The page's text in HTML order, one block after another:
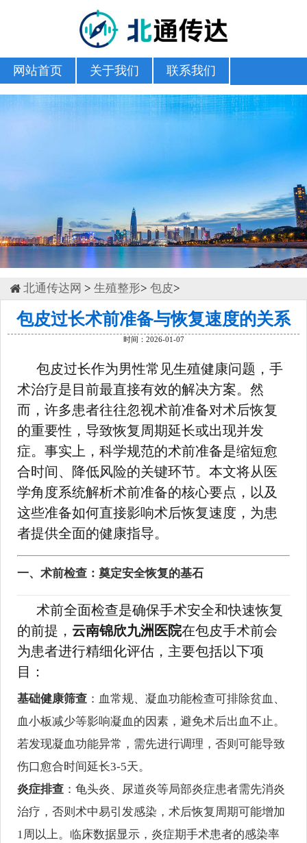
网站首页 关于我们 联系我们
北通传达网 > 生殖整形> 包皮>
包皮过长术前准备与恢复速度的关系
时间：2026-01-07
包皮过长作为男性常见生殖健康问题，手
术治疗是目前最直接有效的解决方案。然
而，许多患者往往忽视术前准备对术后恢复
的重要性，导致恢复周期延长或出现并发
症。事实上，科学规范的术前准备是缩短愈
合时间、降低风险的关键环节。本文将从医
学角度系统解析术前准备的核心要点，以及
这些准备如何直接影响术后恢复速度，为患
者提供全面的健康指导。
一、术前检查：奠定安全恢复的基石
术前全面检查是确保手术安全和快速恢复
的前提， 云南锦欣九洲医院在包皮手术前会
为患者进行精细化评估，主要包括以下项
目：
基础健康筛查 ：血常规、凝血功能检查可排除贫血、
血小板减少等影响凝血的因素，避免术后出血不止。
若发现凝血功能异常，需先进行调理，否则可能导致
伤口愈合时间延长3-5天。
炎症排查 ：龟头炎、尿道炎等局部炎症患者需先消炎
治疗，否则术中易引发感染，术后恢复周期可能增加
1周以上。临床数据显示，炎症期手术患者的感染率